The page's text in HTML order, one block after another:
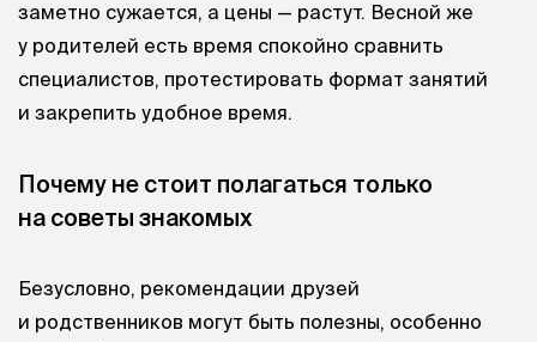
заметно сужается, а цены — растут. Весной же
у родителей есть время спокойно сравнить
специалистов, протестировать формат занятий
и закрепить удобное время.
Почему не стоит полагаться только
на советы знакомых
Безусловно, рекомендации друзей
и родственников могут быть полезны, особенно